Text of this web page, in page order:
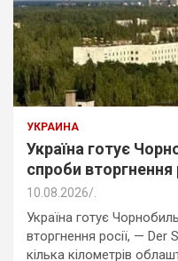
УКРАИНА
Україна готує
спроби вторгнення
10.08.2026
Україна готує
вторгнення росії, — Der
кілька кілометрів